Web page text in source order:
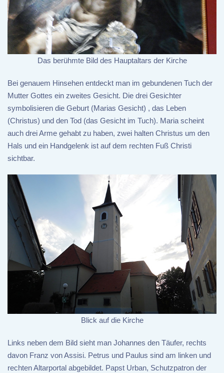
Das berühmte Bild des Hauptaltars der Kirche
Bei genauem Hinsehen entdeckt man im gebundenen Tuch der
Mutter Gottes ein zweites Gesicht. Die drei Gesichter
symbolisieren die Geburt (Marias Gesicht) , das Leben
(Christus) und den Tod (das Gesicht im Tuch). Maria scheint
auch drei Arme gehabt zu haben, zwei halten Christus um den
Hals und ein Handgelenk ist auf dem rechten Fuß Christi
sichtbar.
Blick auf die Kirche
Links neben dem Bild sieht man Johannes den Täufer, rechts
davon Franz von Assisi. Petrus und Paulus sind am linken und
rechten Altarportal abgebildet. Papst Urban, Schutzpatron der